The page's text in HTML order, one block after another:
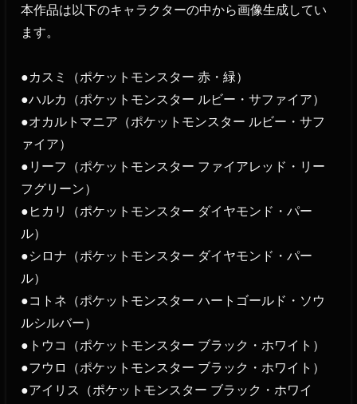
本作品は以下のキャラクターの中から画像生成してい
ます。
●カスミ（ポケットモンスター 赤・緑）
●ハルカ（ポケットモンスター ルビー・サファイア）
●オカルトマニア（ポケットモンスター ルビー・サフ
ァイア）
●リーフ（ポケットモンスター ファイアレッド・リー
フグリーン）
●ヒカリ（ポケットモンスター ダイヤモンド・パー
ル）
●シロナ（ポケットモンスター ダイヤモンド・パー
ル）
●コトネ（ポケットモンスター ハートゴールド・ソウ
ルシルバー）
●トウコ（ポケットモンスター ブラック・ホワイト）
●フウロ（ポケットモンスター ブラック・ホワイト）
●アイリス（ポケットモンスター ブラック・ホワイ